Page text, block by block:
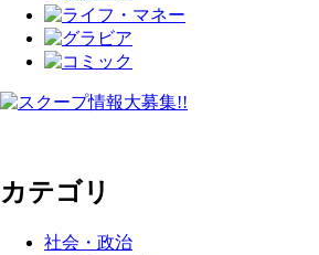
カテゴリ
社会・政治